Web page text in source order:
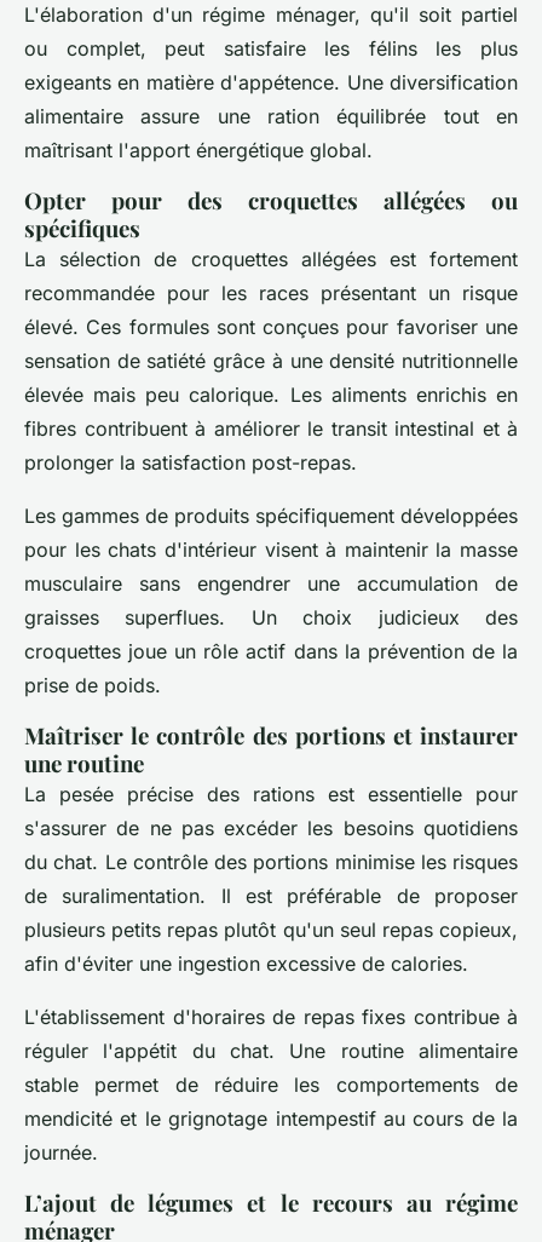
L'élaboration d'un régime ménager, qu'il soit partiel
ou complet, peut satisfaire les félins les plus
exigeants en matière d'appétence. Une diversification
alimentaire assure une ration équilibrée tout en
maîtrisant l'apport énergétique global.
Opter pour des croquettes allégées ou
spécifiques
La sélection de croquettes allégées est fortement
recommandée pour les races présentant un risque
élevé. Ces formules sont conçues pour favoriser une
sensation de satiété grâce à une densité nutritionnelle
élevée mais peu calorique. Les aliments enrichis en
fibres contribuent à améliorer le transit intestinal et à
prolonger la satisfaction post-repas.
Les gammes de produits spécifiquement développées
pour les chats d'intérieur visent à maintenir la masse
musculaire sans engendrer une accumulation de
graisses superflues. Un choix judicieux des
croquettes joue un rôle actif dans la prévention de la
prise de poids.
Maîtriser le contrôle des portions et instaurer
une routine
La pesée précise des rations est essentielle pour
s'assurer de ne pas excéder les besoins quotidiens
du chat. Le contrôle des portions minimise les risques
de suralimentation. Il est préférable de proposer
plusieurs petits repas plutôt qu'un seul repas copieux,
afin d'éviter une ingestion excessive de calories.
L'établissement d'horaires de repas fixes contribue à
réguler l'appétit du chat. Une routine alimentaire
stable permet de réduire les comportements de
mendicité et le grignotage intempestif au cours de la
journée.
L’ajout de légumes et le recours au régime
ménager